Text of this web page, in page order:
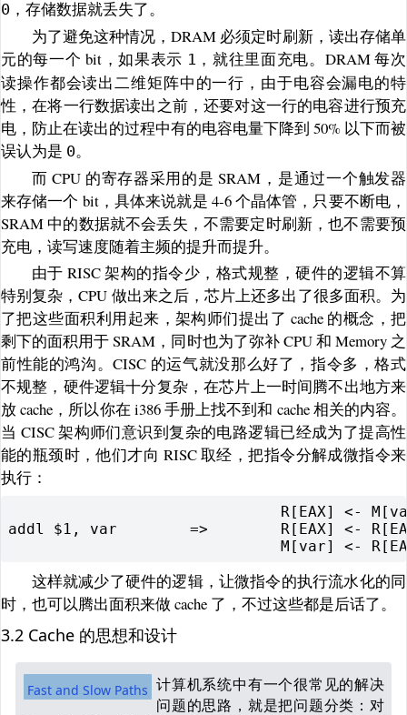
0 ，存储数据就丢失了。
为了避免这种情况，DRAM 必须定时刷新，读出存储单
元的每一个 bit，如果表示 1 ，就往里面充电。DRAM 每次
读操作都会读出二维矩阵中的一行，由于电容会漏电的特
性，在将一行数据读出之前，还要对这一行的电容进行预充
电，防止在读出的过程中有的电容电量下降到 50% 以下而被
误认为是 0。
而 CPU 的寄存器采用的是 SRAM，是通过一个触发器
来存储一个 bit，具体来说就是 4-6 个晶体管，只要不断电，
SRAM 中的数据就不会丢失，不需要定时刷新，也不需要预
充电，读写速度随着主频的提升而提升。
由于 RISC 架构的指令少，格式规整，硬件的逻辑不算
特别复杂，CPU 做出来之后，芯片上还多出了很多面积。为
了把这些面积利用起来，架构师们提出了 cache 的概念，把
剩下的面积用于 SRAM，同时也为了弥补 CPU 和 Memory 之
前性能的鸿沟。CISC 的运气就没那么好了，指令多，格式
不规整，硬件逻辑十分复杂，在芯片上一时间腾不出地方来
放 cache，所以你在 i386 手册上找不到和 cache 相关的内容。
当 CISC 架构师们意识到复杂的电路逻辑已经成为了提高性
能的瓶颈时，他们才向 RISC 取经，把指令分解成微指令来
执行：
R[EAX] <-
addl $1, var        =>        R[EAX] <-
这样就减少了硬件的逻辑，让微指令的执行流水化的同
时，也可以腾出面积来做 cache 了，不过这些都是后话了。
3.2 Cache 的思想和设计
Fast and Slow Paths 计算机系统中有一个很常见的解决
问题的思路，就是把问题分类：对